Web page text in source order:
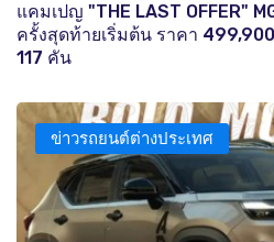
แคมเปญ "THE LAST OFFER"
ครั้งสุดท้ายเริ่มต้น ราคา
117 คัน
ข่าวรถยนต์ต่างประเทศ